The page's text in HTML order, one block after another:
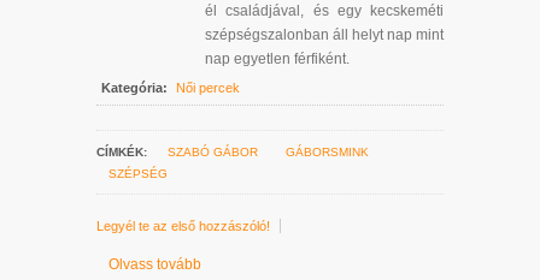
él családjával, és egy kecskeméti
szépségszalonban áll helyt nap mint
nap egyetlen férfiként.
Kategória: Női percek
CÍMKÉK: SZABÓ GÁBOR
GÁBORSMINK
SZÉPSÉG
Legyél te az első hozzászóló!
Olvass tovább